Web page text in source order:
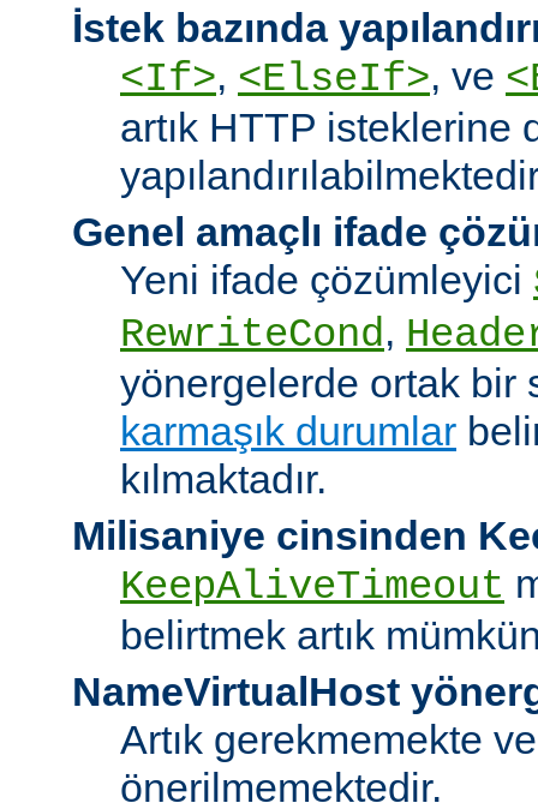
İstek bazında
<If>, <ElseIf>, ve
artık HTTP isteklerine
Genel amaçlı ifade
Yeni ifade çözümleyici
RewriteCond,
yönergelerde ortak bir
karmaşık durumlar
kılmaktadır.
Milisaniye cinsinden
KeepAliveTimeout
belirtmek artık
NameVirtualHost
Artık gerekmemekte ve
önerilmemektedir.